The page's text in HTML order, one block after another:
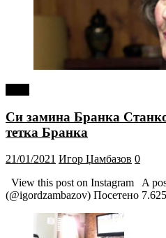
Си замина Бранка
тетка Бранка
21/01/2021 Игор Џамбазов 0
View this post on Instagram A
(@igordzambazov) Посетено